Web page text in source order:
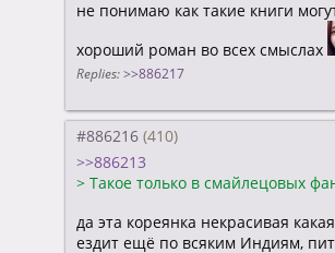
не понимаю как такие книги
хороший роман во всех смыслах
Replies: >>886217
#886216
>>886213
> Такое только в смайлецовых
да эта кореянка некрасивая
ездит ещё по всяким Индиям,